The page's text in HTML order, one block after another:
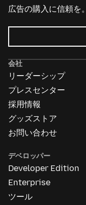
広告の購入に信頼を。
会社
リーダーシップ
プレスセンター
採用情報
グッズストア
お問い合わせ
デベロッパー
Developer Edition
Enterprise
ツール